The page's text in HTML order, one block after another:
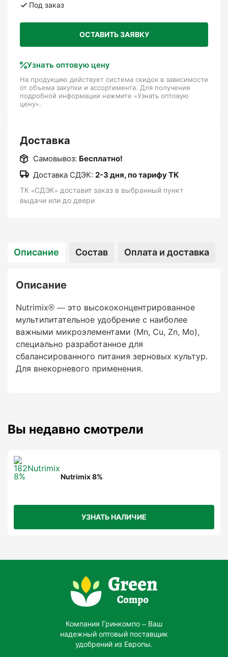
Под заказ
ОСТАВИТЬ ЗАЯВКУ
Узнать оптовую цену
На продукцию действует система скидок в зависимости
от объема закупки и ассортимента. Для получения
подробной информации нажмите «Узнать оптовую
цену».
Доставка
Самовывоз: Бесплатно!
Доставка СДЭК: 2-3 дня, по тарифу ТК
ТК «СДЭК» доставит заказ в выбранный пункт
выдачи или до двери
Описание Состав Оплата и доставка
Описание
Nutrimix® — это высококонцентрированное
мультипитательное удобрение с наиболее
важными микроэлементами (Mn, Cu, Zn, Mo),
специально разработанное для
сбалансированного питания зерновых культур.
Для внекорневого применения.
Вы недавно смотрели
Nutrimix 8%
УЗНАТЬ НАЛИЧИЕ
Компания Гринкомпо – Ваш
надежный оптовый поставщик
удобрений из Европы.